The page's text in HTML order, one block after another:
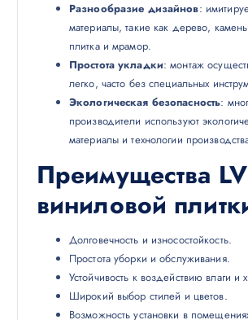
Разнообразие дизайнов:
материалы, такие как дерево,
плитка и мрамор.
Простота укладки: монтаж
легко, часто без специальных
Экологическая безопасность:
производители используют
материалы и технологии
Преимущества
виниловой
Долговечность и износостойкость.
Простота уборки и обслуживания.
Устойчивость к воздействию влаги и
Широкий выбор стилей и цветов.
Возможность установки в